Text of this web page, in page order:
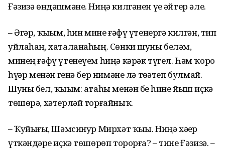
Ғәзизә өндәшмәне. Ниңә килгәнен үҙе әйтер әле.
– Әгәр, ҡыҙым, һин мине ғәфү үтенергә килгән, тип
уйлаһаң, хаталанаһың. Сөнки шуны беләм,
минең ғәфү үтенеүем һиңә кәрәк түгел. Һәм ҡоро
һүҙҙәр менән генә бер нимәне лә төҙәтеп булмай.
Шуны бел, ҡыҙым: атаһы менән беҙ һине йыш иҫкә
төшөрә, хәтерләй торғайныҡ.
– Ҡуйығыҙ, Шәмсинур Мирхәт ҡыҙы. Ниңә хәҙер
үткәндәрҙе иҫкә төшөрөп торорға? – тине Ғәзизә. –